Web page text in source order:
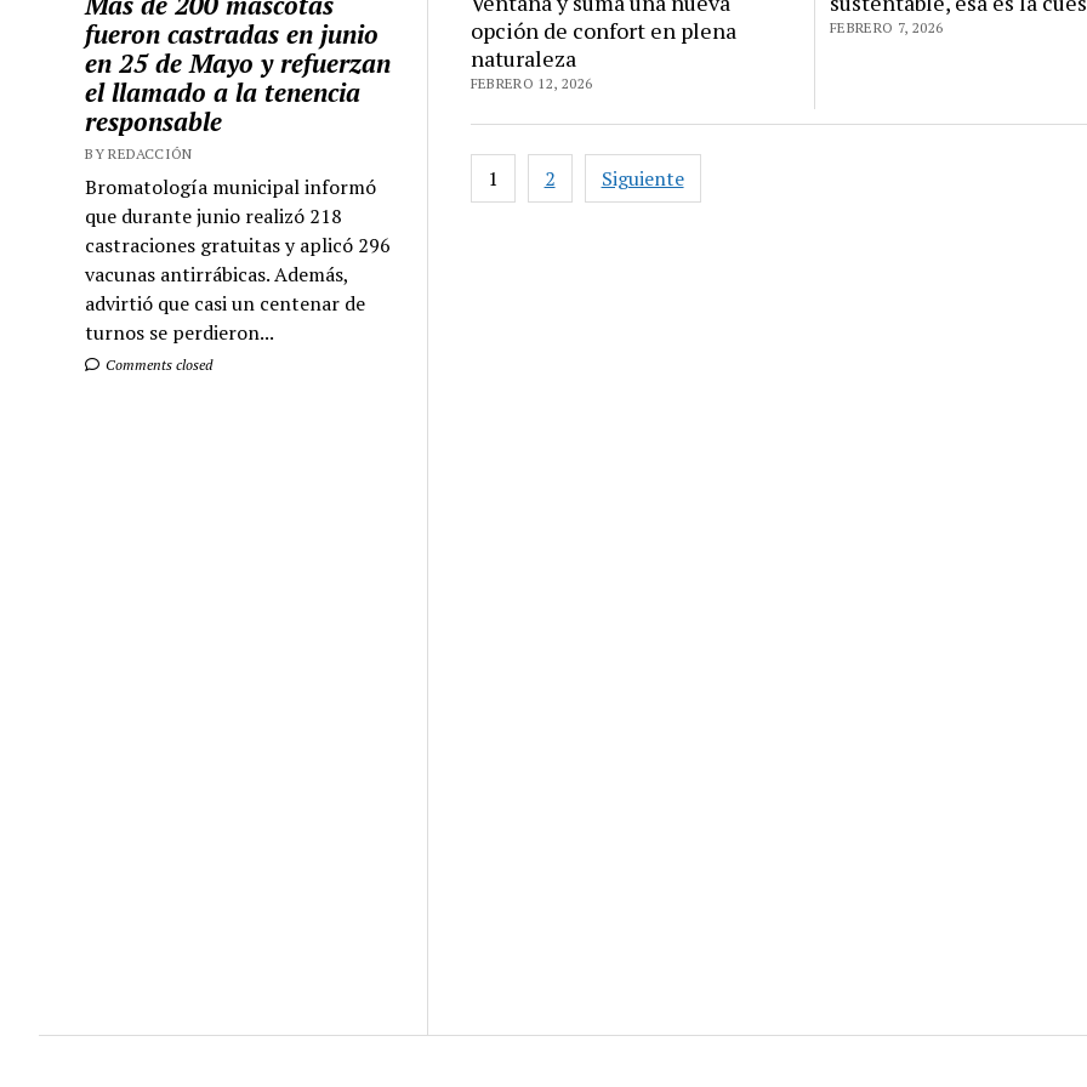
fueron castradas en junio
en 25 de Mayo y refuerzan
el llamado a la tenencia
responsable
BY REDACCIÓN
Bromatología municipal informó
que durante junio realizó 218
castraciones gratuitas y aplicó 296
vacunas antirrábicas. Además,
advirtió que casi un centenar de
turnos se perdieron...
Comments closed
opción de confort en plena
naturaleza
FEBRERO 12, 2026
FEBRERO 7, 2026
Paginación
de
1 2 Siguiente